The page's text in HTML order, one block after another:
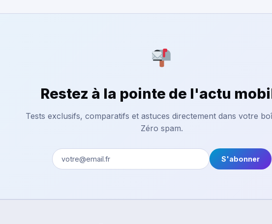
Restez à la pointe de l'actu
Tests exclusifs, comparatifs et astuces directement dans votre
Zéro spam.
S'abonner